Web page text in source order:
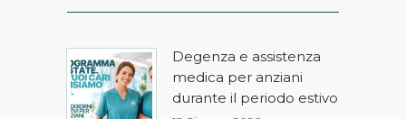
Degenza e assistenza
medica per anziani
durante il periodo estivo